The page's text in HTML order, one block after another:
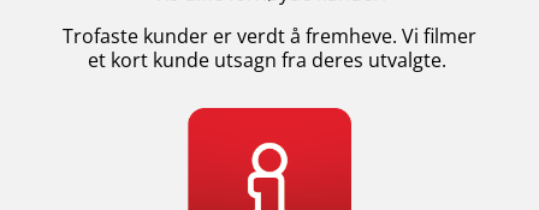
Trofaste kunder er verdt å fremheve. Vi filmer
et kort kunde utsagn fra deres utvalgte.